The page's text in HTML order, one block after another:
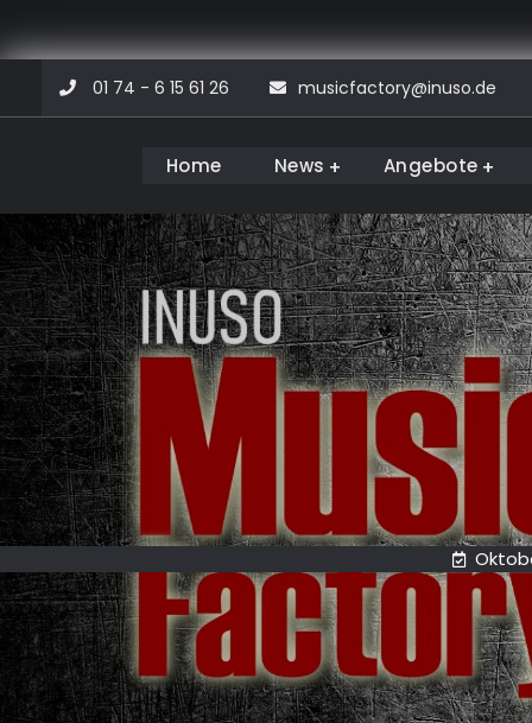
content
01 74 - 6 15 61 26 musicfactory@inuso.de
Musicfactory
Home News Angebote